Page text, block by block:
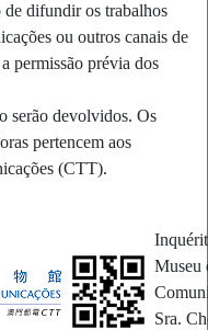
difundir os trabalhos
ou outros canais de
permissão prévia dos
serão devolvidos. Os
pertencem aos
(CTT).
Museu
Sra.